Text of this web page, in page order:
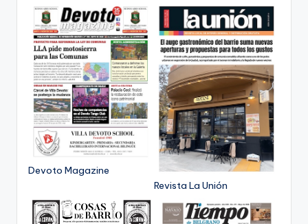
Devoto Magazine
Revista La Unión